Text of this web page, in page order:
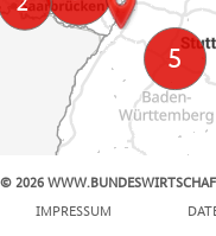
© 2026
IMPRESSUM